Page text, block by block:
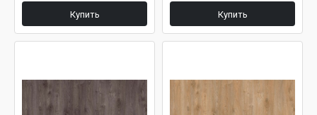
Купить Купить